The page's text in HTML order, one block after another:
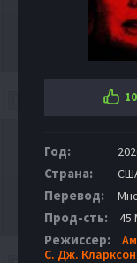
Год:
Страна:
Перевод:
Прод-сть: 45
Режиссер:
С. Дж. Кларксон